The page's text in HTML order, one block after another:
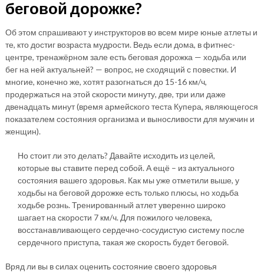
беговой дорожке?
Об этом спрашивают у инструкторов во всем мире юные атлеты и
те, кто достиг возраста мудрости. Ведь если дома, в фитнес-
центре, тренажёрном зале есть беговая дорожка — ходьба или
бег на ней актуальней? — вопрос, не сходящий с повестки. И
многие, конечно же, хотят разогнаться до 15-16 км/ч,
продержаться на этой скорости минуту, две, три или даже
двенадцать минут (время армейского теста Купера, являющегося
показателем состояния организма и выносливости для мужчин и
женщин).
Но стоит ли это делать? Давайте исходить из целей,
которые вы ставите перед собой. А ещё – из актуального
состояния вашего здоровья. Как мы уже отметили выше, у
ходьбы на беговой дорожке есть только плюсы, но ходьба
ходьбе рознь. Тренированный атлет уверенно широко
шагает на скорости 7 км/ч. Для пожилого человека,
восстанавливающего сердечно-сосудистую систему после
сердечного приступа, такая же скорость будет беговой.
Вряд ли вы в силах оценить состояние своего здоровья